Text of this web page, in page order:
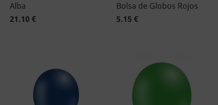
Alba
21.10 €
Bolsa de Globos Rojos
5.15 €